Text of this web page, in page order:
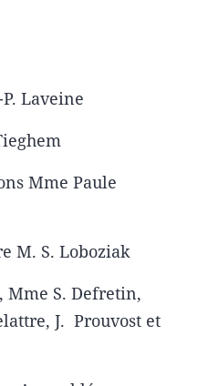
Laveine
Mme Paule
M. S. Loboziak
Mme S. Defretin,
J. Prouvost et